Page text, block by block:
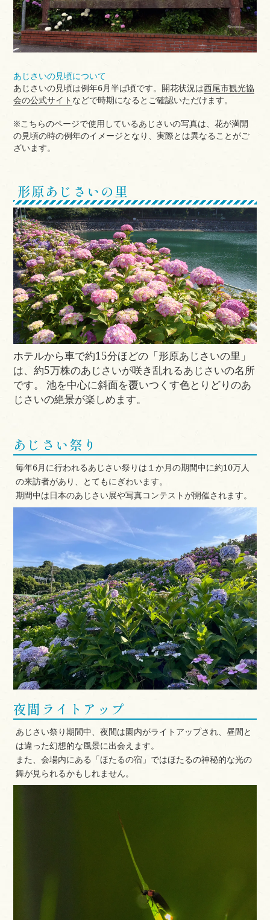
あじさいの見頃について
あじさいの見頃は例年6月半ば頃です。開花状況は西尾市観光協
会の公式サイト などで時期になるとご確認いただけます。
※こちらのページで使用しているあじさいの写真は、花が満開
の見頃の時の例年のイメージとなり、実際とは異なることがご
ざいます。
形原あじさいの里
ホテルから車で約15分ほどの「形原あじさいの里」
は、約5万株のあじさいが咲き乱れるあじさいの名所
です。 池を中心に斜面を覆いつくす色とりどりのあ
じさいの絶景が楽しめます。
あじさい祭り
毎年6月に行われるあじさい祭りは１か月の期間中に約10万人
の来訪者があり、とてもにぎわいます。
期間中は日本のあじさい展や写真コンテストが開催されます。
夜間ライトアップ
あじさい祭り期間中、夜間は園内がライトアップされ、昼間と
は違った幻想的な風景に出会えます。
また、会場内にある「ほたるの宿」ではほたるの神秘的な光の
舞が見られるかもしれません。